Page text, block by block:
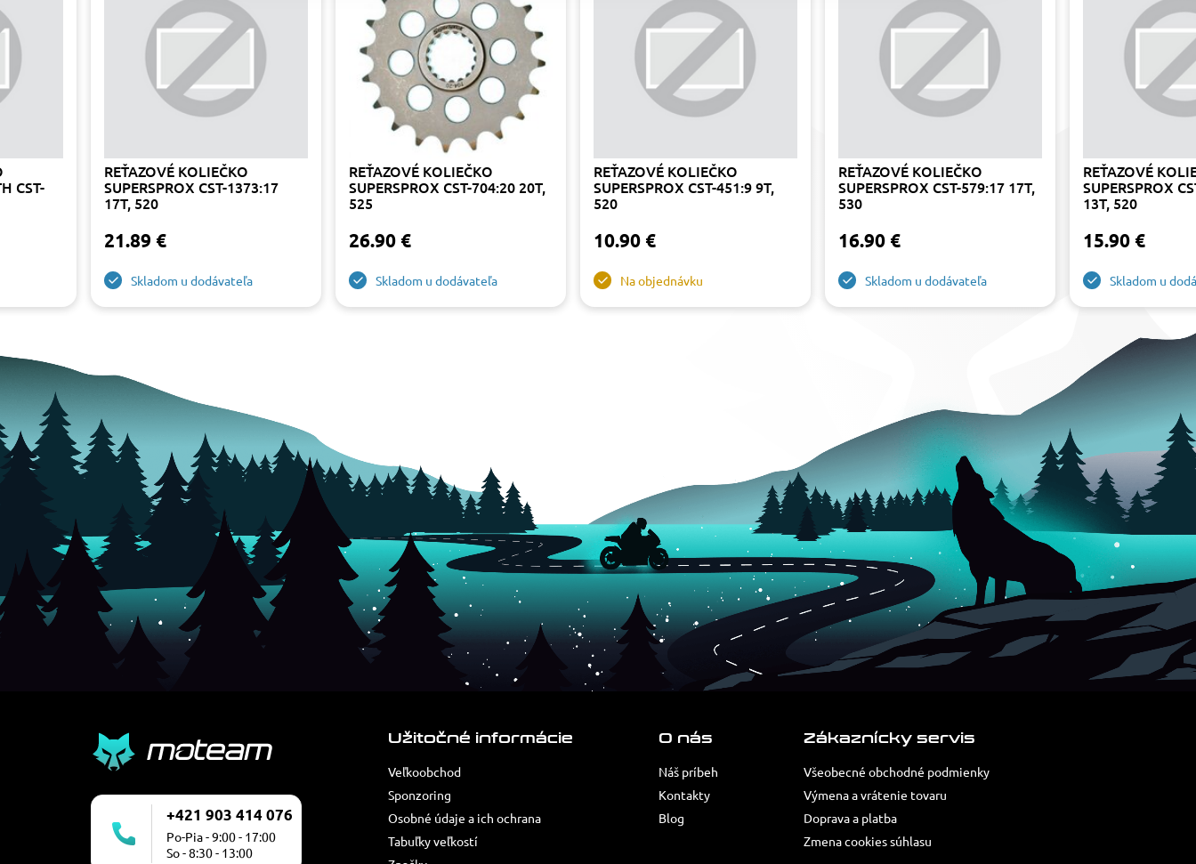
CST-
REŤAZOVÉ KOLIEČKO
SUPERSPROX CST-1373:17
17T, 520
21.89 €
Skladom u dodávateľa
REŤAZOVÉ KOLIEČKO
SUPERSPROX CST-704:20 20T,
525
26.90 €
Skladom u dodávateľa
REŤAZOVÉ KOLIEČKO
SUPERSPROX CST-451:9 9T,
520
10.90 €
Na objednávku
REŤAZOVÉ KOLIEČKO
SUPERSPROX CST-579:17 17T,
530
16.90 €
Skladom u dodávateľa
REŤAZOVÉ
SUPERSPROX
13T, 520
15.90 €
Skladom u
+421 903 414 076
Po-Pia - 9:00 - 17:00
So - 8:30 - 13:00
Užitočné informácie
Veľkoobchod
Sponzoring
Osobné údaje a ich ochrana
Tabuľky veľkostí
O nás
Náš príbeh
Kontakty
Blog
Zákaznícky servis
Všeobecné obchodné podmienky
Výmena a vrátenie tovaru
Doprava a platba
Zmena cookies súhlasu